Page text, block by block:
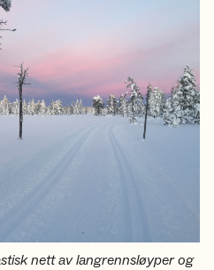
nett av langrennsløyper og